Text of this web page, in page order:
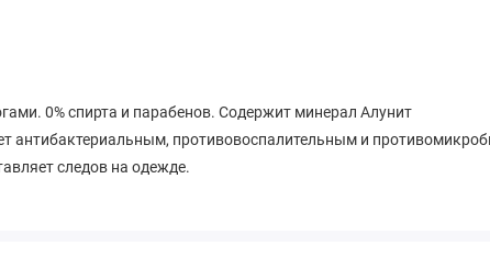
0% спирта и парабенов. Содержит минерал Алунит
антибактериальным, противовоспалительным и
следов на одежде.